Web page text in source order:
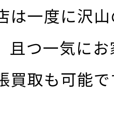
は一度に沢
且つ一気に
買取も可能